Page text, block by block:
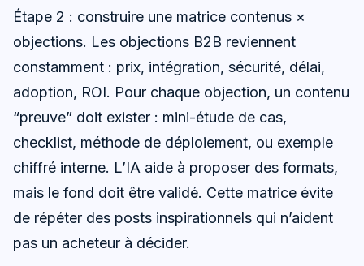
Étape 2 : construire une matrice contenus ×
objections. Les objections B2B reviennent
constamment : prix, intégration, sécurité, délai,
adoption, ROI. Pour chaque objection, un contenu
“preuve” doit exister : mini-étude de cas,
checklist, méthode de déploiement, ou exemple
chiffré interne. L’IA aide à proposer des formats,
mais le fond doit être validé. Cette matrice évite
de répéter des posts inspirationnels qui n’aident
pas un acheteur à décider.